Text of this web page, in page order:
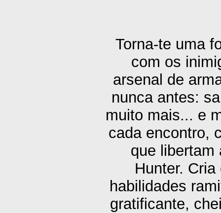
Torna-te uma
com os
arsenal de
nunca antes:
muito mais... e
cada encontro,
que libertam
Hunter.
habilidades
gratificante,